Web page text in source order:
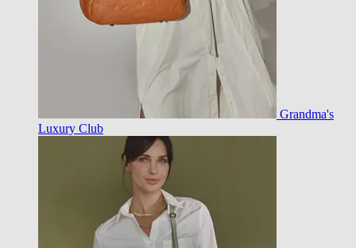
Grandma's
Luxury Club